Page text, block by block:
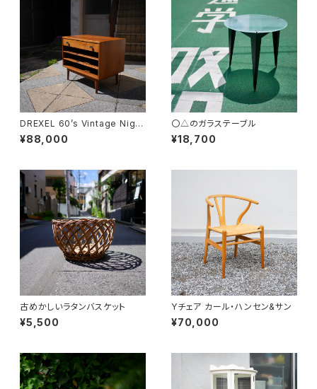
DREXEL 60’s Vintage Night
table
¥88,000
〇△のガラステーブル
¥18,700
古めかしいラタンバスケット
¥5,500
Yチェア カール・ハンセン&サン
¥70,000